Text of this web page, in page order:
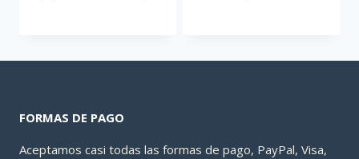
284,30 €.252,89 €.
FORMAS DE PAGO
Aceptamos casi todas las formas de pago, PayPal, Visa,